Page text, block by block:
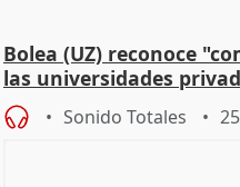
Bolea (UZ) reconoce
las universidades
Sonido Totales